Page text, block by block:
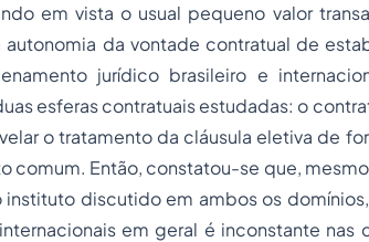
em vista o usual pequeno valor
da vontade contratual de
jurídico brasileiro e
esferas contratuais estudadas: o
o tratamento da cláusula eletiva de
comum. Então, constatou-se que,
discutido em ambos os
em geral é inconstante nas